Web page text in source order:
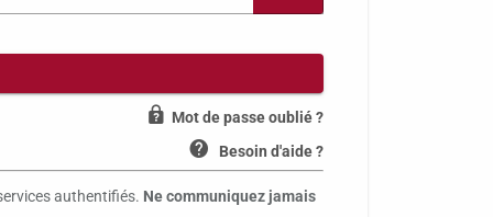
Mot de passe oublié ?
Besoin d'aide ?
authentifiés. Ne communiquez jamais